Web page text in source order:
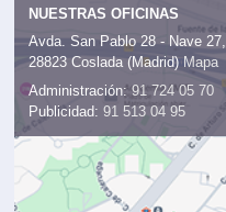
NUESTRAS OFICINAS
Avda. San Pablo 28 - Nave 27,
28823 Coslada (Madrid) Mapa
Administración: 91 724 05 70
Publicidad: 91 513 04 95